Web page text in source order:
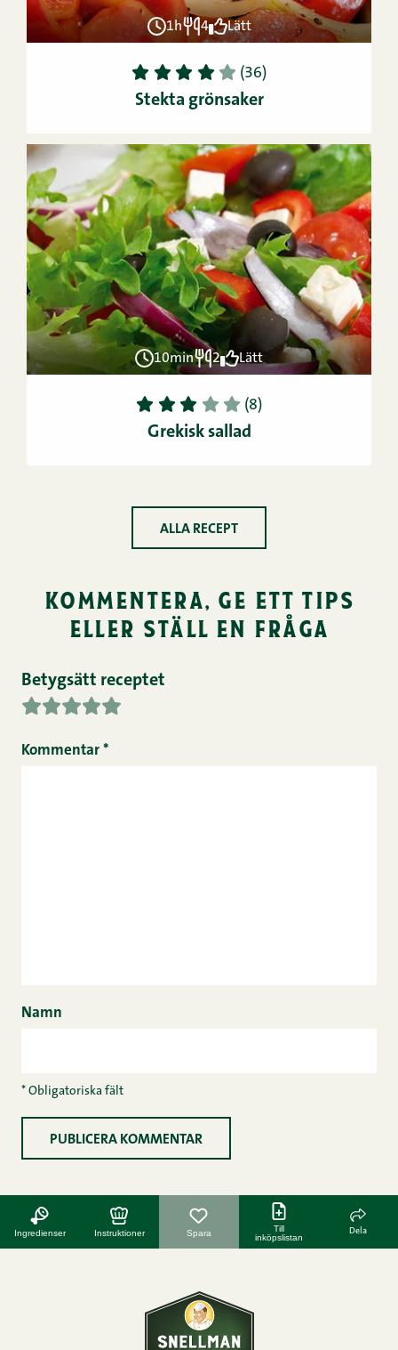
1h 4 Lätt
1 2 3 4 5 (36)
Stekta grönsaker
10min 2 Lätt
1 2 3 4 5 (8)
Grekisk sallad
ALLA RECEPT
kommentera, ge ett tips
eller ställ en fråga
Betygsätt receptet
Kommentar *
Namn
* Obligatoriska fält
Ingredienser Instruktioner Spara
Till
inköpslistan
Dela